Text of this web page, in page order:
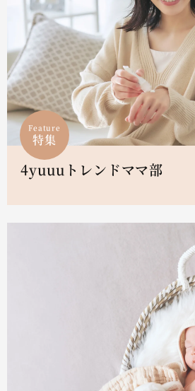
Feature
特集
4yuuuトレンドママ部